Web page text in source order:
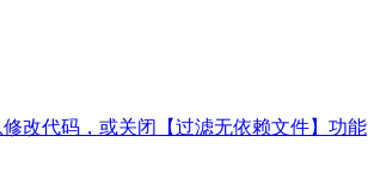
改代码，或关闭【过滤无依赖文件】功能